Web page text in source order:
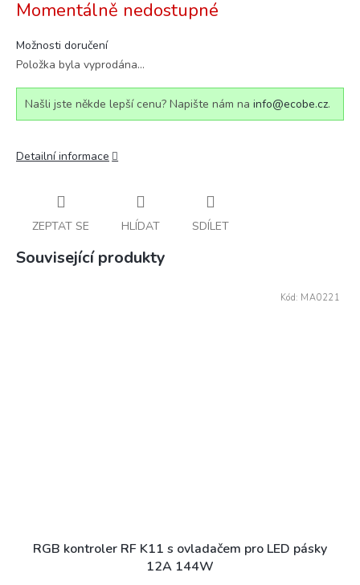
cena:
Momentálně nedostupné
Možnosti doručení
Položka byla vyprodána…
Našli jste někde lepší cenu? Napište nám na info@ecobe.cz.
Detailní informace
ZEPTAT SE HLÍDAT SDÍLET
Související produkty
RGB kontroler RF K11 s ovladačem pro LED pásky
12A 144W
Kód: MA0221